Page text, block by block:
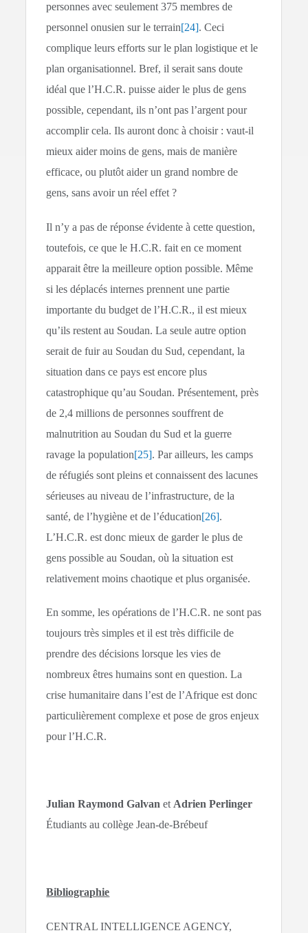
personnes avec seulement 375 membres de
personnel onusien sur le terrain[24]. Ceci
complique leurs efforts sur le plan logistique et le
plan organisationnel. Bref, il serait sans doute
idéal que l’H.C.R. puisse aider le plus de gens
possible, cependant, ils n’ont pas l’argent pour
accomplir cela. Ils auront donc à choisir : vaut-il
mieux aider moins de gens, mais de manière
efficace, ou plutôt aider un grand nombre de
gens, sans avoir un réel effet ?
Il n’y a pas de réponse évidente à cette question,
toutefois, ce que le H.C.R. fait en ce moment
apparait être la meilleure option possible. Même
si les déplacés internes prennent une partie
importante du budget de l’H.C.R., il est mieux
qu’ils restent au Soudan. La seule autre option
serait de fuir au Soudan du Sud, cependant, la
situation dans ce pays est encore plus
catastrophique qu’au Soudan. Présentement, près
de 2,4 millions de personnes souffrent de
malnutrition au Soudan du Sud et la guerre
ravage la population[25]. Par ailleurs, les camps
de réfugiés sont pleins et connaissent des lacunes
sérieuses au niveau de l’infrastructure, de la
santé, de l’hygiène et de l’éducation[26].
L’H.C.R. est donc mieux de garder le plus de
gens possible au Soudan, où la situation est
relativement moins chaotique et plus organisée.
En somme, les opérations de l’H.C.R. ne sont pas
toujours très simples et il est très difficile de
prendre des décisions lorsque les vies de
nombreux êtres humains sont en question. La
crise humanitaire dans l’est de l’Afrique est donc
particulièrement complexe et pose de gros enjeux
pour l’H.C.R.
Julian Raymond Galvan et Adrien Perlinger
Étudiants au collège Jean-de-Brébeuf
Bibliographie
CENTRAL INTELLIGENCE AGENCY,